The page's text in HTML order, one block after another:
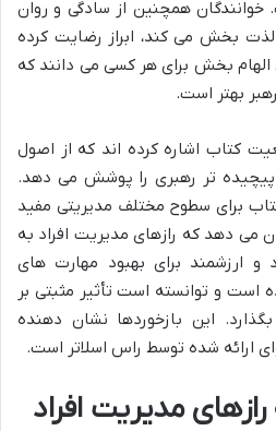
خوانندگان همچنین از سادگی و روان
بخش می کند، ابراز رضایت کرده
الهام بخش برای هر کسی می دانند که
بهتر است.
کتاب اشاره کرده اند که از اصول
تر رهبری را پوشش می دهد.
برای سطوح مختلف مدیریتی مفید
می دهد که رازهای مدیریت افراد به
و ارزشمند برای بهبود مهارت های
است و توانسته است تأثیر مثبتی بر
این بازخوردها نشان دهنده
ارائه شده توسط راس اسلاتر است.
مدیریت افراد